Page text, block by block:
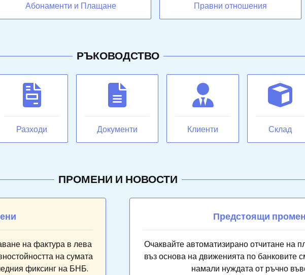
Абонаменти и Плащане Правни отношения
РЪКОВОДСТВО
Разходи Документи Клиенти Склад
ПРОМЕНИ И НОВОСТИ
на фактура в лева
на сумата
фиксинг на БНБ.
Предстоящи
Очаквайте автоматизирано отчитане на
въз основа на движенията по банковите
намали нуждата от ръчно